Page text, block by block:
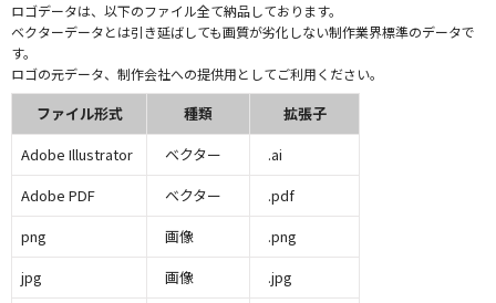
ロゴデータは、以下のファイル全て納品しております。
ベクターデータとは引き延ばしても画質が劣化しない制作業界標準のデータで
す。
ロゴの元データ、制作会社への提供用としてご利用ください。
ファイル形式 種類
拡張子
Adobe Illustrator
ベクター
.ai
Adobe PDF
ベクター
.pdf
png
画像
.png
jpg
画像
.jpg